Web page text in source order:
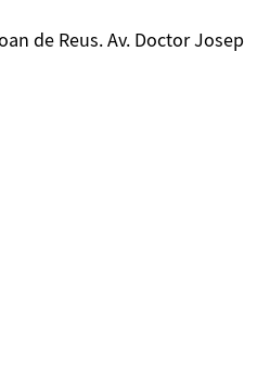
de Reus. Av. Doctor Josep